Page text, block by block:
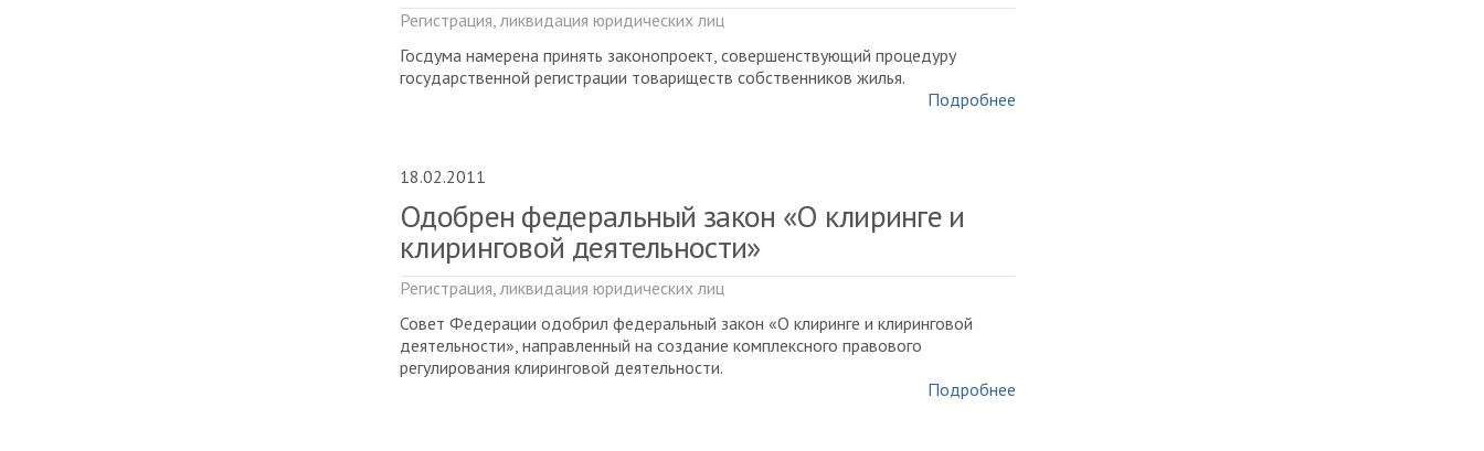
Регистрация, ликвидация юридических лиц
Госдума намерена принять законопроект, совершенствующий процедуру
государственной регистрации товариществ собственников жилья.
Подробнее
18.02.2011
Одобрен федеральный закон «О клиринге и
клиринговой деятельности»
Регистрация, ликвидация юридических лиц
Совет Федерации одобрил федеральный закон «О клиринге и клиринговой
деятельности», направленный на создание комплексного правового
регулирования клиринговой деятельности.
Подробнее